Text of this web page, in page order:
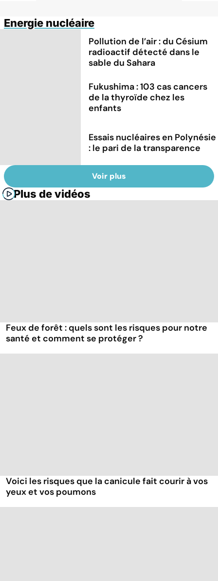
Energie nucléaire
Pollution de l’air : du Césium
radioactif détecté dans le
sable du Sahara
Fukushima : 103 cas cancers
de la thyroïde chez les
enfants
Essais nucléaires en Polynésie
: le pari de la transparence
Voir plus
Plus de vidéos
Feux de forêt : quels sont les risques pour notre
santé et comment se protéger ?
Voici les risques que la canicule fait courir à vos
yeux et vos poumons